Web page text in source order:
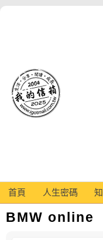
首頁 人生密碼
BMW online